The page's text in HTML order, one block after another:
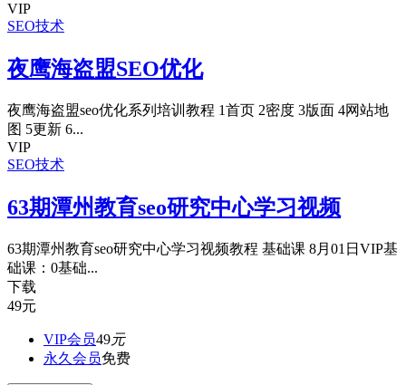
VIP
SEO技术
夜鹰海盗盟SEO优化
夜鹰海盗盟seo优化系列培训教程 1首页 2密度 3版面 4网站地
图 5更新 6...
VIP
SEO技术
63期潭州教育seo研究中心学习视频
63期潭州教育seo研究中心学习视频教程 基础课 8月01日VIP基
础课：0基础...
下载
49元
VIP会员49元
永久会员免费